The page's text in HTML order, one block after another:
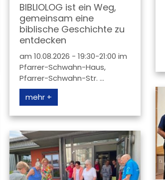
BIBLIOLOG ist ein Weg,
gemeinsam eine
biblische Geschichte zu
entdecken
am 10.08.2026 - 19:30-21:00 im
Pfarrer-Schwahn-Haus,
Pfarrer-Schwahn-Str. ...
mehr +